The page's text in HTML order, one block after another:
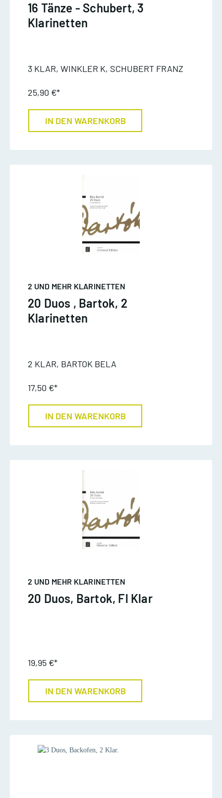
16 Tänze - Schubert, 3
Klarinetten
3 KLAR, WINKLER K, SCHUBERT FRANZ
25,90 €*
IN DEN WARENKORB
2 UND MEHR KLARINETTEN
20 Duos , Bartok, 2
Klarinetten
2 KLAR, BARTOK BELA
17,50 €*
IN DEN WARENKORB
2 UND MEHR KLARINETTEN
20 Duos, Bartok, Fl Klar
19,95 €*
IN DEN WARENKORB